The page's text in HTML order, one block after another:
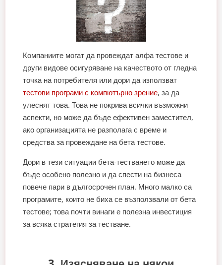
Компаниите могат да провеждат алфа тестове и
други видове осигуряване на качеството от гледна
точка на потребителя или дори да използват
тестови програми с компютърно зрение, за да
улеснят това. Това не покрива всички възможни
аспекти, но може да бъде ефективен заместител,
ако организацията не разполага с време и
средства за провеждане на бета тестове.
Дори в тези ситуации бета-тестването може да
бъде особено полезно и да спести на бизнеса
повече пари в дългосрочен план. Много малко са
програмите, които не биха се възползвали от бета
тестове; това почти винаги е полезна инвестиция
за всяка стратегия за тестване.